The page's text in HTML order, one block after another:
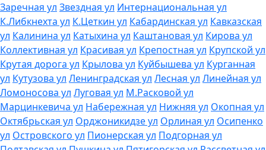
Заречная ул Звездная ул Интернациональная ул
К.Либкнехта ул К.Цеткин ул Кабардинская ул Кавказская
ул Калинина ул Катыхина ул Каштановая ул Кирова ул
Коллективная ул Красивая ул Крепостная ул Крупской ул
Крутая дорога ул Крылова ул Куйбышева ул Курганная
ул Кутузова ул Ленинградская ул Лесная ул Линейная ул
Ломоносова ул Луговая ул М.Расковой ул
Марцинкевича ул Набережная ул Нижняя ул Окопная ул
Октябрьская ул Орджоникидзе ул Орлиная ул Осипенко
ул Островского ул Пионерская ул Подгорная ул